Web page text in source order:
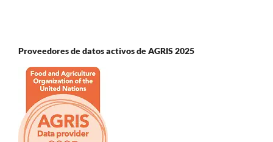
Proveedores de datos activos de AGRIS 2025